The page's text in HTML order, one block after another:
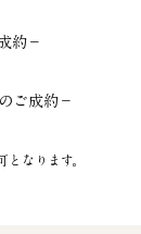
約－
ご成約－
なります。​